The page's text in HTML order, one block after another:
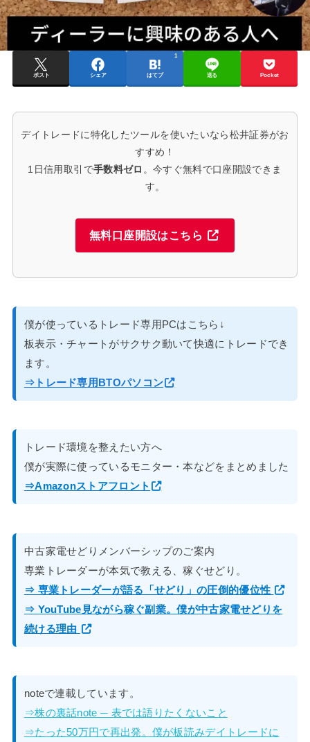
ポスト シェア はてブ
1
送る Pocket
デイトレードに特化したツールを使いたいなら松井証券がお
すすめ！
1日信用取引で手数料ゼロ 。今すぐ無料で口座開設できま
す。
無料口座開設はこちら
僕が使っているトレード専用PCはこちら↓
板表示・チャートがサクサク動いて快適にトレードでき
ます。
⇒トレード専用BTOパソコン
トレード環境を整えたい方へ
僕が実際に使っているモニター・本などをまとめました
⇒Amazonストアフロント
中古家電せどりメンバーシップのご案内
専業トレーダーが本気で教える、稼ぐせどり。
⇒ 専業トレーダーが語る「せどり」の圧倒的優位性
⇒ YouTube見ながら稼ぐ副業。僕が中古家電せどりを
続ける理由
noteで連載しています。
⇒株の裏話note ─ 表では語りたくないこと
⇒たった50万円で再出発。僕が板読みデイトレードに